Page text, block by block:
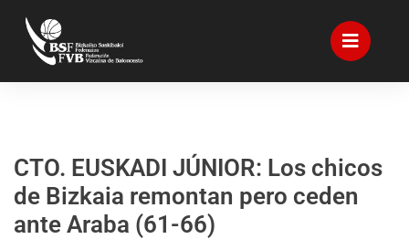
CTO. EUSKADI JÚNIOR: Los chicos
de Bizkaia remontan pero ceden
ante Araba (61-66)